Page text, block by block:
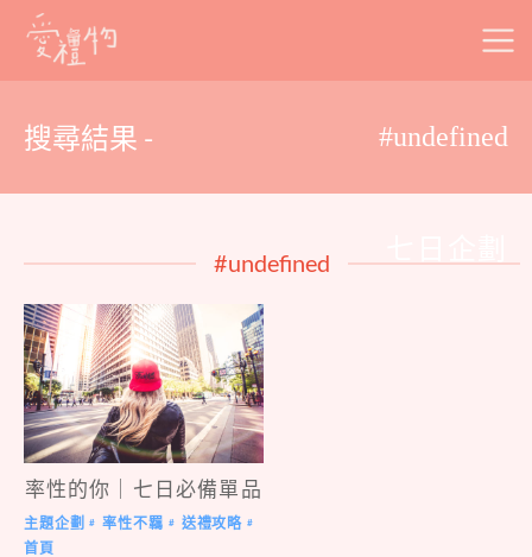
Skip
搜尋結果 - #undefined
#undefined
率性的你｜七日必備單品
主題企劃 # 率性不羈 # 送禮攻略 #
首頁